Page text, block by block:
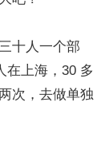
十人一个部
在上海，30 多
次，去做单独